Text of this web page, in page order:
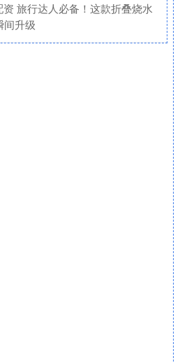
资 旅行达人必备！这款折叠烧水
间升级